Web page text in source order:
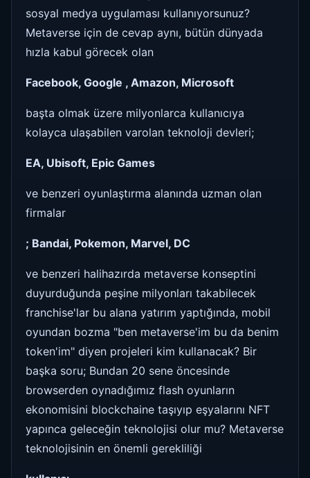
sosyal medya uygulaması kullanıyorsunuz?
Metaverse için de cevap aynı, bütün dünyada
hızla kabul görecek olan
Facebook, Google , Amazon, Microsoft
başta olmak üzere milyonlarca kullanıcıya
kolayca ulaşabilen varolan teknoloji devleri;
EA, Ubisoft, Epic Games
ve benzeri oyunlaştırma alanında uzman olan
firmalar
; Bandai, Pokemon, Marvel, DC
ve benzeri halihazırda metaverse konseptini
duyurduğunda peşine milyonları takabilecek
franchise'lar bu alana yatırım yaptığında, mobil
oyundan bozma "ben metaverse'im bu da benim
token'im" diyen projeleri kim kullanacak? Bir
başka soru; Bundan 20 sene öncesinde
browserden oynadığımız flash oyunların
ekonomisini blockchaine taşıyıp eşyalarını NFT
yapınca geleceğin teknolojisi olur mu? Metaverse
teknolojisinin en önemli gerekliliği